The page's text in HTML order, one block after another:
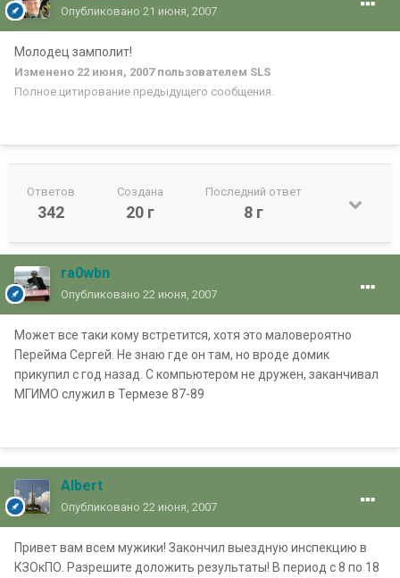
Опубликовано 21 июня, 2007
Молодец замполит!
Изменено 22 июня, 2007пользователем SLS
Полное цитирование предыдущего сообщения.
Ответов
342
Создана
20 г
Последний ответ
8 г
ra0wbn
Опубликовано 22 июня, 2007
Может все таки кому встретится, хотя это маловероятно
Перейма Сергей. Не знаю где он там, но вроде домик
прикупил с год назад. С компьютером не дружен, заканчивал
МГИМО служил в Термезе 87-89
Albert
Опубликовано 22 июня, 2007
Привет вам всем мужики! Закончил выездную инспекцию в
КЗОкПО. Разрешите доложить результаты! В период с 8 по 18